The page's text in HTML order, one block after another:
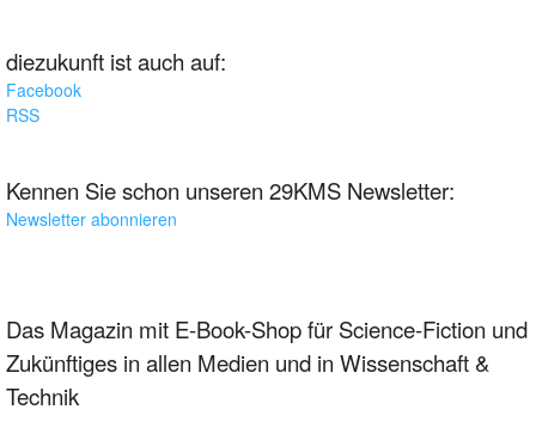
diezukunft ist auch auf:
Facebook
RSS
Kennen Sie schon unseren 29KMS Newsletter:
Newsletter abonnieren
Das Magazin mit E-Book-Shop für Science-Fiction und
Zukünftiges in allen Medien und in Wissenschaft &
Technik